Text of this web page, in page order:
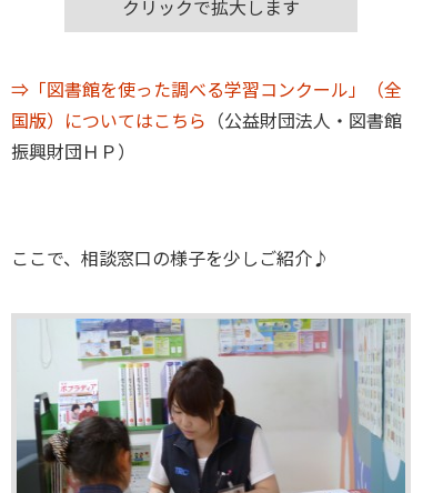
クリックで拡大します
⇒「図書館を使った調べる学習コンクール」（全
国版）についてはこちら （公益財団法人・図書館
振興財団ＨＰ）
ここで、相談窓口の様子を少しご紹介♪